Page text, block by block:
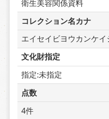
衛生美容関係資料
コレクション名カナ
エイセイビヨウカンケイ
文化財指定
指定:未指定
点数
4件